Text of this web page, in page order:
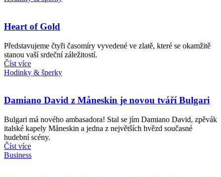
Heart of Gold
Představujeme čtyři časomíry vyvedené ve zlatě, které se okamžitě
stanou vaší srdeční záležitostí.
Číst více
Hodinky & šperky
Damiano David z Måneskin je novou tváří Bulgari
Bulgari má nového ambasadora! Stal se jím Damiano David, zpěvák
italské kapely Måneskin a jedna z největších hvězd současné
hudební scény.
Číst více
Business